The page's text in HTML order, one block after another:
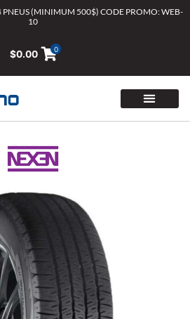
PNEUS (MINIMUM 500$) CODE PROMO: WEB-
10
$0.00 0